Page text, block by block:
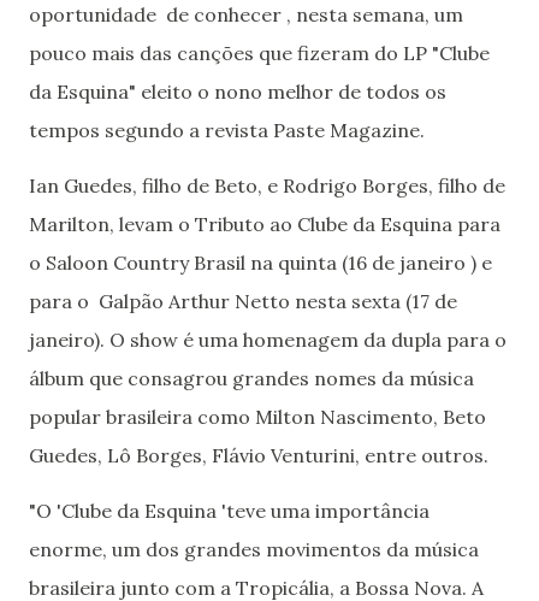
oportunidade de conhecer , nesta semana, um
pouco mais das canções que fizeram do LP "Clube
da Esquina" eleito o nono melhor de todos os
tempos segundo a revista Paste Magazine.
Ian Guedes, filho de Beto, e Rodrigo Borges, filho de
Marilton, levam o Tributo ao Clube da Esquina para
o Saloon Country Brasil na quinta (16 de janeiro ) e
para o Galpão Arthur Netto nesta sexta (17 de
janeiro). O show é uma homenagem da dupla para o
álbum que consagrou grandes nomes da música
popular brasileira como Milton Nascimento, Beto
Guedes, Lô Borges, Flávio Venturini, entre outros.
"O 'Clube da Esquina 'teve uma importância
enorme, um dos grandes movimentos da música
brasileira junto com a Tropicália, a Bossa Nova. A